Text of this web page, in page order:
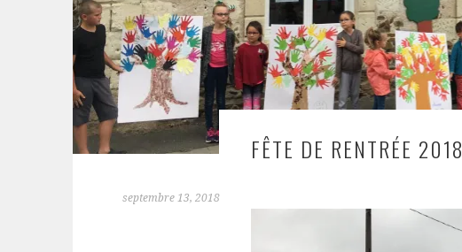
FÊTE DE RENTRÉE 2018
septembre 13, 2018